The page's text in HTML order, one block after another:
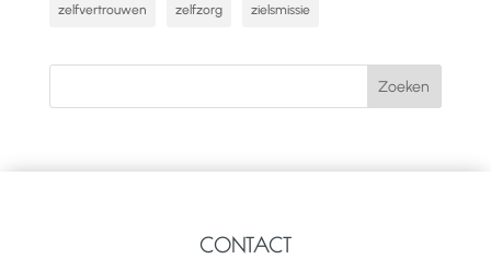
zelfvertrouwen zelfzorg zielsmissie
CONTACT